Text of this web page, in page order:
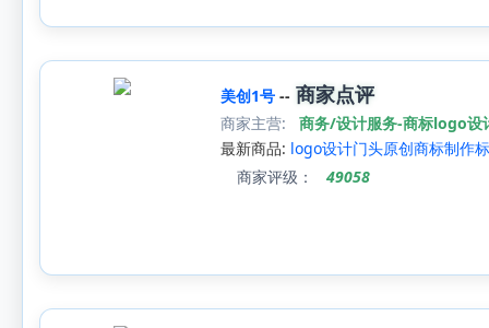
美创1号 -- 商家点评
商家主营:
商务/设计服务-商标logo设
最新商品: logo设计门头原创商标制作
商家评级：
49058